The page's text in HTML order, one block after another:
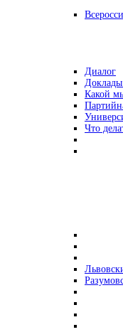
Диалог
Какой
Что